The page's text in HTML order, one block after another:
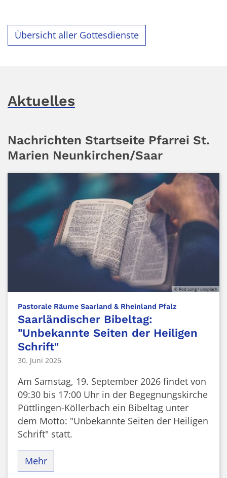
Übersicht aller Gottesdienste
Aktuelles
Nachrichten Startseite Pfarrei St.
Marien Neunkirchen/Saar
© Rod Long / unsplash
Pastorale Räume Saarland & Rheinland Pfalz:
Saarländischer Bibeltag:
"Unbekannte Seiten der Heiligen
Schrift"
30. Juni 2026
Am Samstag, 19. September 2026 findet von
09:30 bis 17:00 Uhr in der Begegnungskirche
Püttlingen-Köllerbach ein Bibeltag unter
dem Motto: "Unbekannte Seiten der Heiligen
Schrift" statt.
Mehr